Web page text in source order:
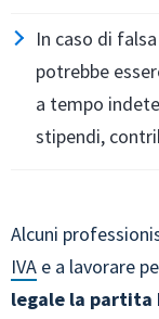
In caso di
potrebbe
a tempo
stipendi,
Alcuni
IVA e a lavorare
legale la partita